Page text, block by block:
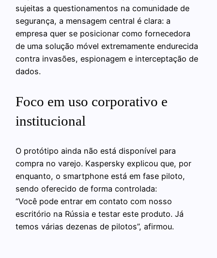
sujeitas a questionamentos na comunidade de
segurança, a mensagem central é clara: a
empresa quer se posicionar como fornecedora
de uma solução móvel extremamente endurecida
contra invasões, espionagem e interceptação de
dados.
Foco em uso corporativo e
institucional
O protótipo ainda não está disponível para
compra no varejo. Kaspersky explicou que, por
enquanto, o smartphone está em fase piloto,
sendo oferecido de forma controlada:
“Você pode entrar em contato com nosso
escritório na Rússia e testar este produto. Já
temos várias dezenas de pilotos”, afirmou.